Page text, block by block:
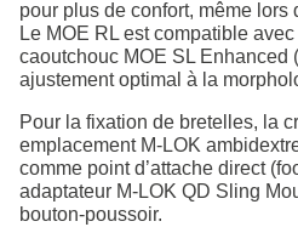
pour plus de confort, même lors
Le MOE RL est compatible
caoutchouc MOE SL Enhanced
ajustement optimal à la
Pour la fixation de bretelles, la
emplacement M-LOK
comme point d’attache direct
adaptateur M-LOK QD Sling
bouton-poussoir.